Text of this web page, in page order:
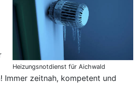
Heizungsnotdienst für Aichwald
Immer zeitnah, kompetent und